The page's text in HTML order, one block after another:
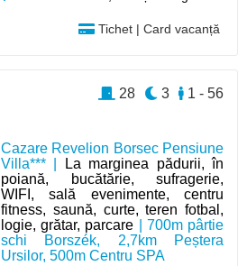
Tichet | Card vacanță
Cazare Revelion Borsec Pensiune
Villa*** |
La marginea pădurii, în
poiană, bucătărie, sufragerie,
WIFI, sală evenimente, centru
fitness, saună, curte, teren fotbal,
logie, grătar, parcare | 700m pârtie
schi Borszék, 2,7km Peștera
Ursilor, 500m Centru SPA
1 - 56
3
28